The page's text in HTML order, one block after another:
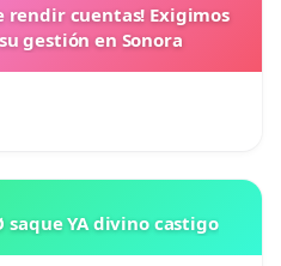
rendir cuentas! Exigimos
gestión en Sonora
YA divino castigo